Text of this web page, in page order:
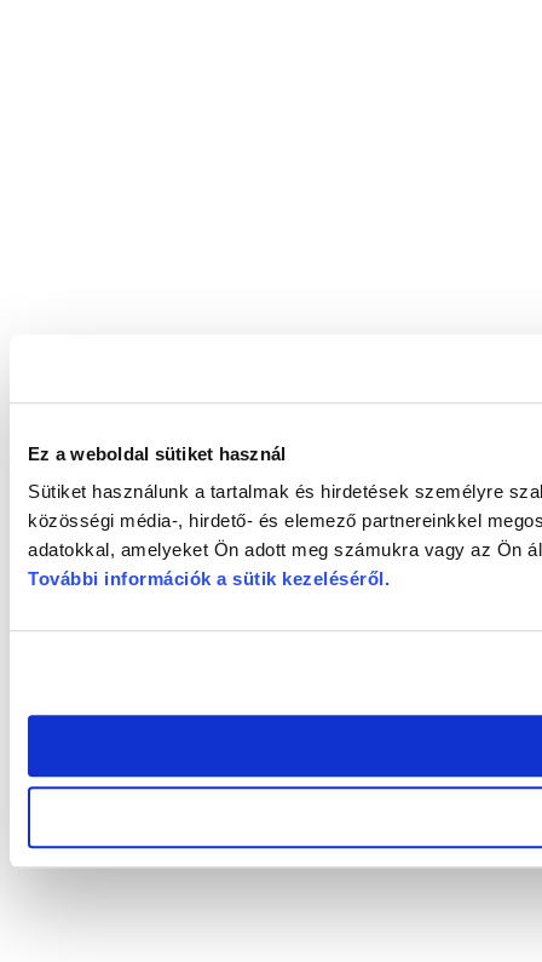
Ez a weboldal sütiket használ
Sütiket használunk a tartalmak és hirdetések személyre
közösségi média-, hirdető- és elemező partnereinkkel
adatokkal, amelyeket Ön adott meg számukra vagy az Ön
További információk a sütik kezeléséről.